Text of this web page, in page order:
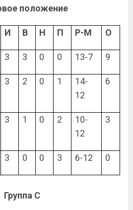
положение
И В Н П Р-М О
3 3 0 0 13-7 9
3 2 0 1
14-
12
6
3 1 0 2
10-
12
3
3 0 0 3 6-12 0
Группа C